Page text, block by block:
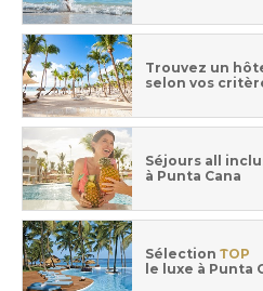
Trouvez un
selon vos
Séjours all
à Punta Cana
Sélection TOP
le luxe à Punta